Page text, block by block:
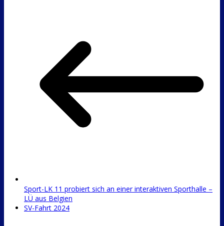
Sport-LK 11 probiert sich an einer interaktiven Sporthalle –
LÜ aus Belgien
SV-Fahrt 2024